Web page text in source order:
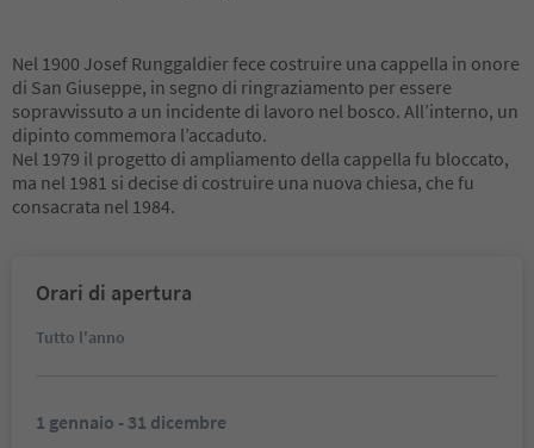
Nel 1900 Josef Runggaldier fece costruire una cappella in onore
di San Giuseppe, in segno di ringraziamento per essere
sopravvissuto a un incidente di lavoro nel bosco. All’interno, un
dipinto commemora l’accaduto.
Nel 1979 il progetto di ampliamento della cappella fu bloccato,
ma nel 1981 si decise di costruire una nuova chiesa, che fu
consacrata nel 1984.
Orari di apertura
Tutto l'anno
1 gennaio - 31 dicembre